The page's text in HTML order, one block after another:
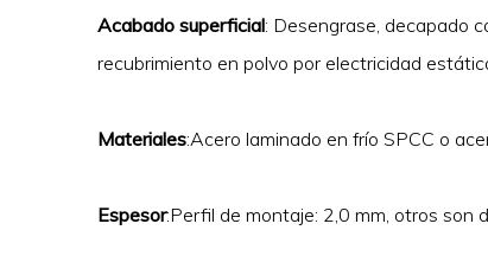
Acabado superficial: Desengrase, decapado
recubrimiento en polvo por electricidad
Materiales:Acero laminado en frío SPCC o
Espesor:Perfil de montaje: 2,0 mm, otros son